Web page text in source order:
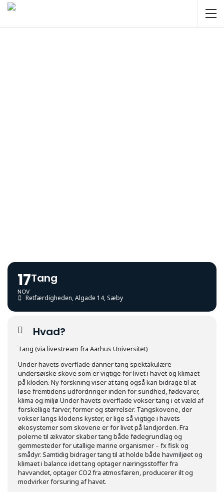
17
NOV
Tang
Retfærdigheden, Algade 14, Sæby
Hvad?
Tang (via livestream fra Aarhus Universitet)
Under havets overflade danner tang spektakulære
undersøiske skove som er vigtige for livet i havet og klimaet
på kloden. Ny forskning viser at tang også kan bidrage til at
løse fremtidens udfordringer inden for sundhed, fødevarer,
klima og miljø Under havets overflade vokser tang i et væld af
forskellige farver, former og størrelser. Tangskovene, der
vokser langs klodens kyster, er lige så vigtige i havets
økosystemer som skovene er for livet på landjorden. Fra
polerne til ækvator skaber tang både fødegrundlag og
gemmesteder for utallige marine organismer – fx fisk og
smådyr. Samtidig bidrager tang til at holde både havmiljøet og
klimaet i balance idet tang optager næringsstoffer fra
havvandet, optager CO2 fra atmosfæren, producerer ilt og
modvirker forsuring af havet.